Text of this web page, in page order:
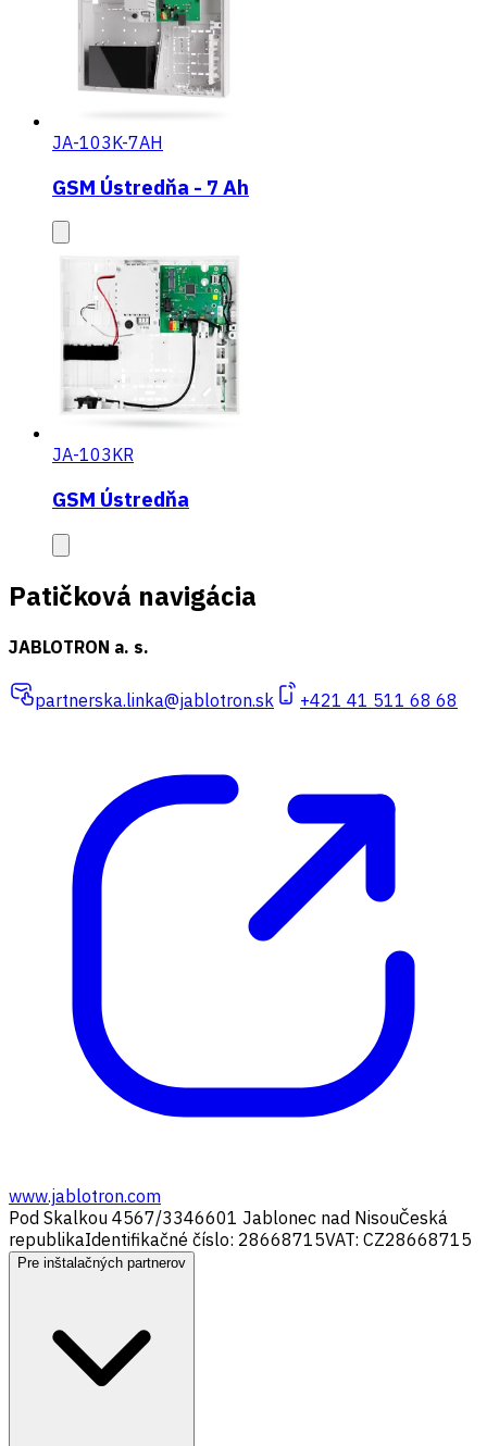
JA-103K-7AH
GSM Ústredňa - 7 Ah
JA-103KR
GSM Ústredňa
Patičková navigácia
JABLOTRON a. s.
partnerska.linka@jablotron.sk +421 41 511 68 68
www.jablotron.com
Pod Skalkou 4567/3346601 Jablonec nad NisouČeská
republikaIdentifikačné číslo: 28668715VAT: CZ28668715
Pre inštalačných partnerov